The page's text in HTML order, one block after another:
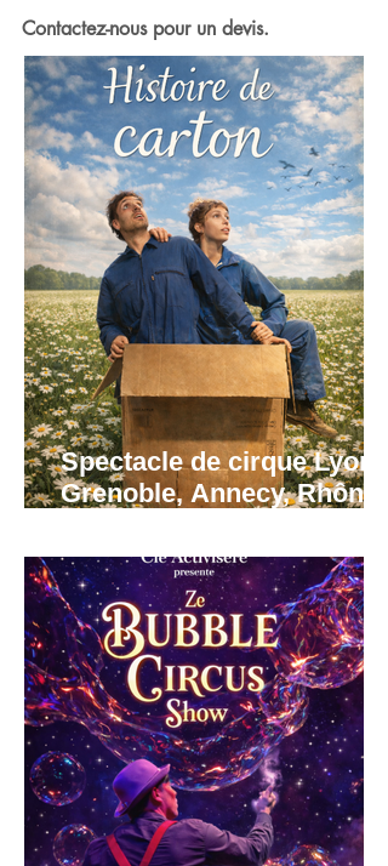
Contactez-nous pour un devis.
Spectacle de cirque Lyon,
Grenoble, Annecy, Rhône